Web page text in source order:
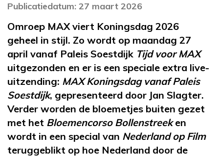
Publicatiedatum: 27 maart 2026
Omroep MAX viert Koningsdag 2026
geheel in stijl. Zo wordt op maandag 27
april vanaf Paleis Soestdijk Tijd voor MAX
uitgezonden en er is een speciale extra live-
uitzending: MAX Koningsdag vanaf Paleis
Soestdijk, gepresenteerd door Jan Slagter.
Verder worden de bloemetjes buiten gezet
met het Bloemencorso Bollenstreeken
wordt in een special van Nederland op Film
teruggeblikt op hoe Nederland door de